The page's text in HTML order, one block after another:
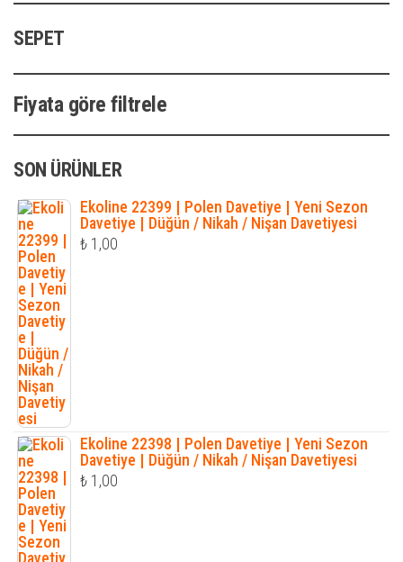
SEPET
Fiyata göre filtrele
SON ÜRÜNLER
Ekoline 22399 | Polen Davetiye | Yeni Sezon
Davetiye | Düğün / Nikah / Nişan Davetiyesi
₺ 1,00
Ekoline 22398 | Polen Davetiye | Yeni Sezon
Davetiye | Düğün / Nikah / Nişan Davetiyesi
₺ 1,00